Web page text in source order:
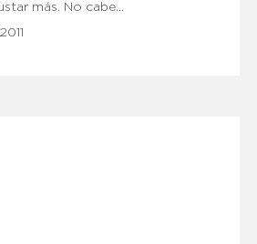
más. No cabe…